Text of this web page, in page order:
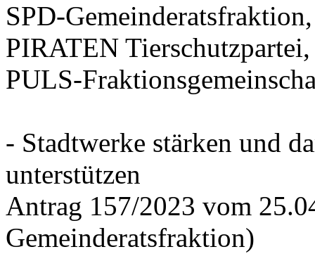
SPD-
PIRATEN Tierschutzpartei,
PULS-
- Stadtwerke stärken und
unterstützen
Antrag 157/2023 vom
Gemeinderatsfraktion)